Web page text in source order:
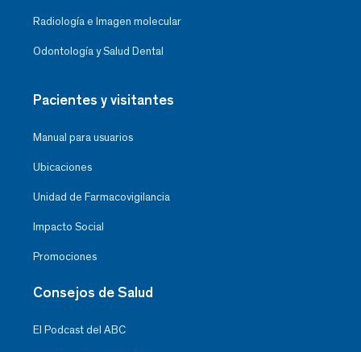
Radiología e Imagen molecular
Odontología y Salud Dental
Pacientes y visitantes
Manual para usuarios
Ubicaciones
Unidad de Farmacovigilancia
Impacto Social
Promociones
Consejos de Salud
El Podcast del ABC